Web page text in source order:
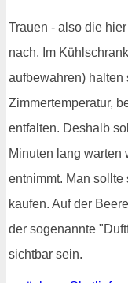
Trauen - also die
nach. Im
aufbewahren) halten
Zimmertemperatur,
entfalten. Deshalb
Minuten lang warten
entnimmt. Man
kaufen. Auf der
der sogenannte
sichtbar sein.